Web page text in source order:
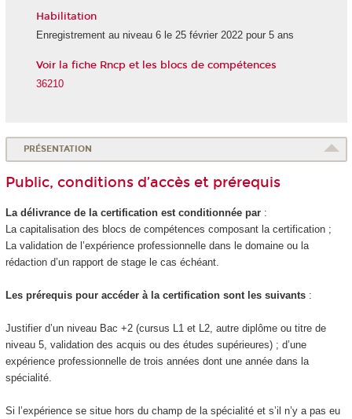
Habilitation
Enregistrement au niveau 6le 25 février 2022 pour 5 ans
Voir la fiche Rncp et les blocs de compétences
36210
PRÉSENTATION
Public, conditions d’accès et prérequis
La délivrance de la certification est conditionnée par:
La capitalisation des blocs de compétences composant la certification ;
La validation de l’expérience professionnelle dans le domaine ou la
rédaction d’un rapport de stage le cas échéant.
Les prérequis pour accéder à la certification sont les suivants:
Justifier d’un niveau Bac +2 (cursus L1 et L2, autre diplôme ou titre de
niveau 5, validation des acquis ou des études supérieures) ; d’une
expérience professionnelle de trois années dont une année dans la
spécialité.
Si l’expérience se situe hors du champ de la spécialité et s’il n’y a pas eu